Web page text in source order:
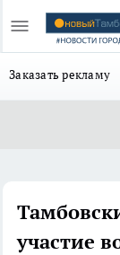
Заказать рекламу
участие